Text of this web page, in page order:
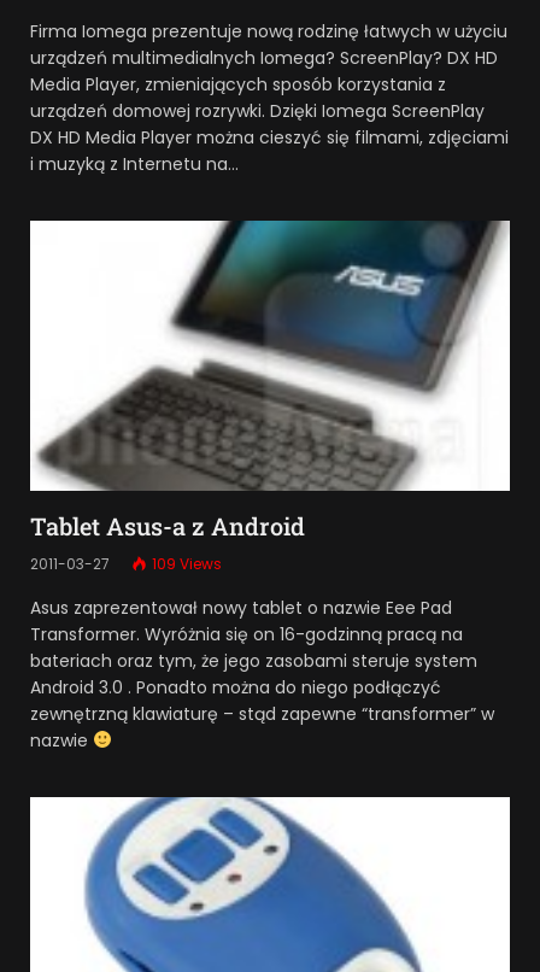
Firma Iomega prezentuje nową rodzinę łatwych w użyciu
urządzeń multimedialnych Iomega? ScreenPlay? DX HD
Media Player, zmieniających sposób korzystania z
urządzeń domowej rozrywki. Dzięki Iomega ScreenPlay
DX HD Media Player można cieszyć się filmami, zdjęciami
i muzyką z Internetu na…
Tablet Asus-a z Android
2011-03-27 109 Views
Asus zaprezentował nowy tablet o nazwie Eee Pad
Transformer. Wyróżnia się on 16-godzinną pracą na
bateriach oraz tym, że jego zasobami steruje system
Android 3.0 . Ponadto można do niego podłączyć
zewnętrzną klawiaturę – stąd zapewne “transformer” w
nazwie